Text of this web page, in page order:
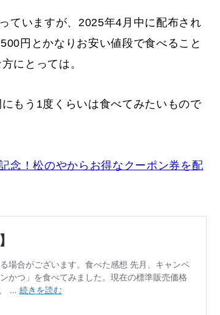
ていますが、2025年4月中に配布され
円とかなりお安い値段で食べること
にとっては。
もう1度くらいは食べてみたいもので
念！松のやからお得なクーポン券を配